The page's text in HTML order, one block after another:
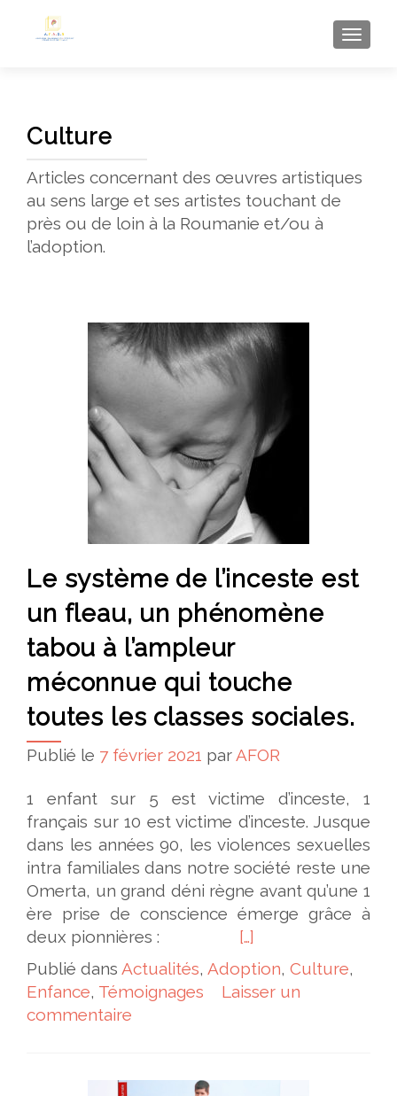
Culture
Articles concernant des œuvres artistiques
au sens large et ses artistes touchant de
près ou de loin à la Roumanie et/ou à
l’adoption.
Le système de l’inceste est
un fleau, un phénomène
tabou à l’ampleur
méconnue qui touche
toutes les classes sociales.
Publié le 7 février 2021 par AFOR
1 enfant sur 5 est victime d’inceste, 1
français sur 10 est victime d’inceste. Jusque
dans les années 90, les violences sexuelles
intra familiales dans notre société reste une
Omerta, un grand déni règne avant qu’une 1
ère prise de conscience émerge grâce à
deux pionnières : […]
Publié dans Actualités, Adoption, Culture,
Enfance, Témoignages
Laisser un
commentaire